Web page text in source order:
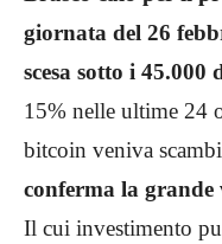
giornata del 26
scesa sotto i 45.000
15% nelle ultime 24
bitcoin veniva
conferma la
Il cui investimento